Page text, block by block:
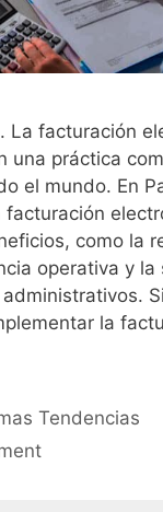
La facturación
una práctica
el mundo. En
facturación
como la
operativa y la
la
Tendencias